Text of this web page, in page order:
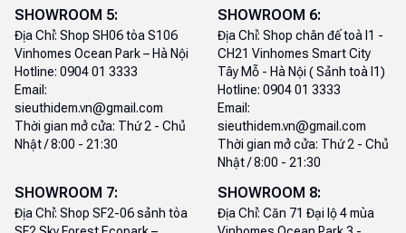
SHOWROOM 5:
Địa Chỉ: Shop SH06 tòa S106
Vinhomes Ocean Park – Hà Nội
Hotline: 0904 01 3333
Email:
sieuthidem.vn@gmail.com
Thời gian mở cửa: Thứ 2 - Chủ
Nhật / 8:00 - 21:30
SHOWROOM 6:
Địa Chỉ: Shop chân đế toà I1 -
CH21 Vinhomes Smart City
Tây Mỗ - Hà Nội ( Sảnh toà I1)
Hotline: 0904 01 3333
Email:
sieuthidem.vn@gmail.com
Thời gian mở cửa: Thứ 2 - Chủ
Nhật / 8:00 - 21:30
SHOWROOM 7:
Địa Chỉ: Shop SF2-06 sảnh tòa
SHOWROOM 8:
Địa Chỉ: Căn 71 Đại lộ 4 mùa